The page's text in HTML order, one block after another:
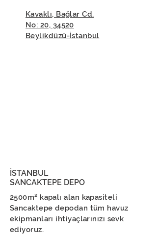
Kavaklı, Bağlar Cd.
No: 20, 34520
Beylikdüzü-İstanbul
İSTANBUL
SANCAKTEPE DEPO
2500m² kapalı alan kapasiteli
Sancaktepe depodan tüm havuz
ekipmanları ihtiyaçlarınızı sevk
ediyoruz.